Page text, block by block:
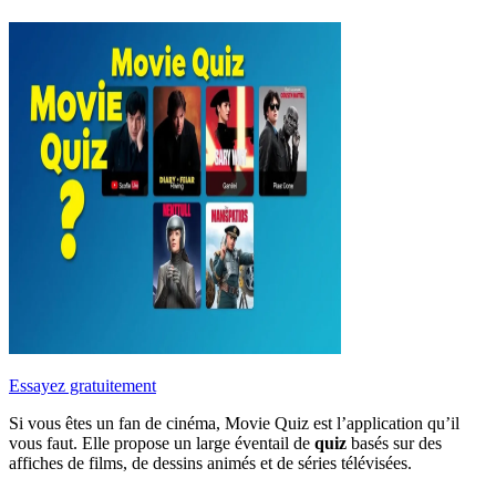
Essayez gratuitement
Si vous êtes un fan de cinéma, Movie Quiz est l’application qu’il
vous faut. Elle propose un large éventail de quiz basés sur des
affiches de films, de dessins animés et de séries télévisées.